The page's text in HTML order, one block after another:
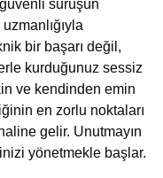
sürüşün
bir başarı değil,
kurduğunuz sessiz
ve kendinden emin
en zorlu noktaları
gelir. Unutmayın
yönetmekle başlar.